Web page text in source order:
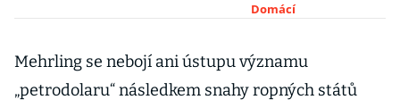
krokům vlády.
stávkovat tisíce
lidí
Domácí
Mehrling se nebojí ani ústupu významu
„petrodolaru“ následkem snahy ropných států